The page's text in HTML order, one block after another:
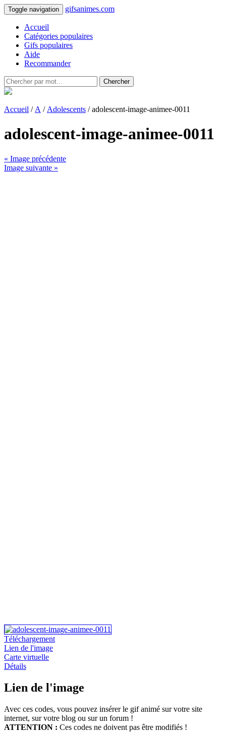
Toggle navigation gifsanimes.com
Accueil
Catégories populaires
Gifs populaires
Aide
Recommander
Chercher
Accueil / A / Adolescents / adolescent-image-animee-0011
adolescent-image-animee-0011
« Image précédente
Image suivante »
Téléchargement
Lien de l'image
Carte virtuelle
Détails
Lien de l'image
Avec ces codes, vous pouvez insérer le gif animé sur votre site
internet, sur votre blog ou sur un forum !
ATTENTION : Ces codes ne doivent pas être modifiés !